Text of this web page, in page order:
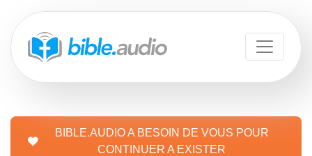
BIBLE.AUDIO A BESOIN DE VOUS POUR
CONTINUER A EXISTER